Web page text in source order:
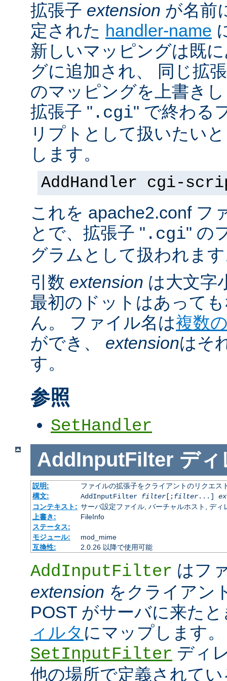
拡張子 extension が名前
定された handler-name
新しいマッピングは既
グに追加され、 同じ拡
のマッピングを上書き
拡張子 " .cgi" で終わる
リプトとして扱いたい
します。
AddHandler cgi-
これを apache2.conf フ
とで、拡張子 " .cgi" の
グラムとして扱われま
引数 extension は大文字
最初のドットはあって
ん。 ファイル名は複数
ができ、 extensionはそ
す。
参照
SetHandler
AddInputFilter ディ
説明:
ファイルの拡張子をクライアントのリクエス
構文:
AddInputFilter filter[;filter...]
コンテキスト: サーバ設定ファイル, バーチャルホスト, ディ
上書き:
FileInfo
ステータス:
モジュール:
mod_mime
互換性:
2.0.26 以降で使用可能
AddInputFilter はフ
extension をクライアン
POST がサーバに来た
ィルタ にマップします
SetInputFilter ディ
他の場所で定義されて